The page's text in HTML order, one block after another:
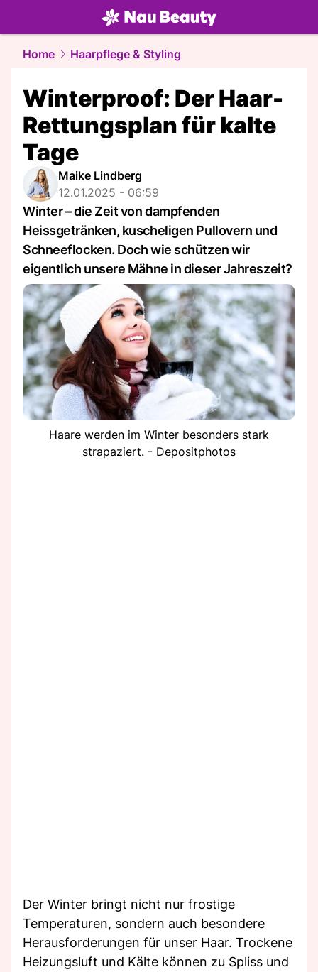
beauty.NAU.ch
Home Haarpflege & Styling
Winterproof: Der Haar-
Rettungsplan für kalte
Tage
Maike Lindberg
12.01.2025 - 06:59
Winter – die Zeit von dampfenden
Heissgetränken, kuscheligen Pullovern und
Schneeflocken. Doch wie schützen wir
eigentlich unsere Mähne in dieser Jahreszeit?
Haare werden im Winter besonders stark
strapaziert. - Depositphotos
Der Winter bringt nicht nur frostige
Temperaturen, sondern auch besondere
Herausforderungen für unser Haar. Trockene
Heizungsluft und Kälte können zu Spliss und